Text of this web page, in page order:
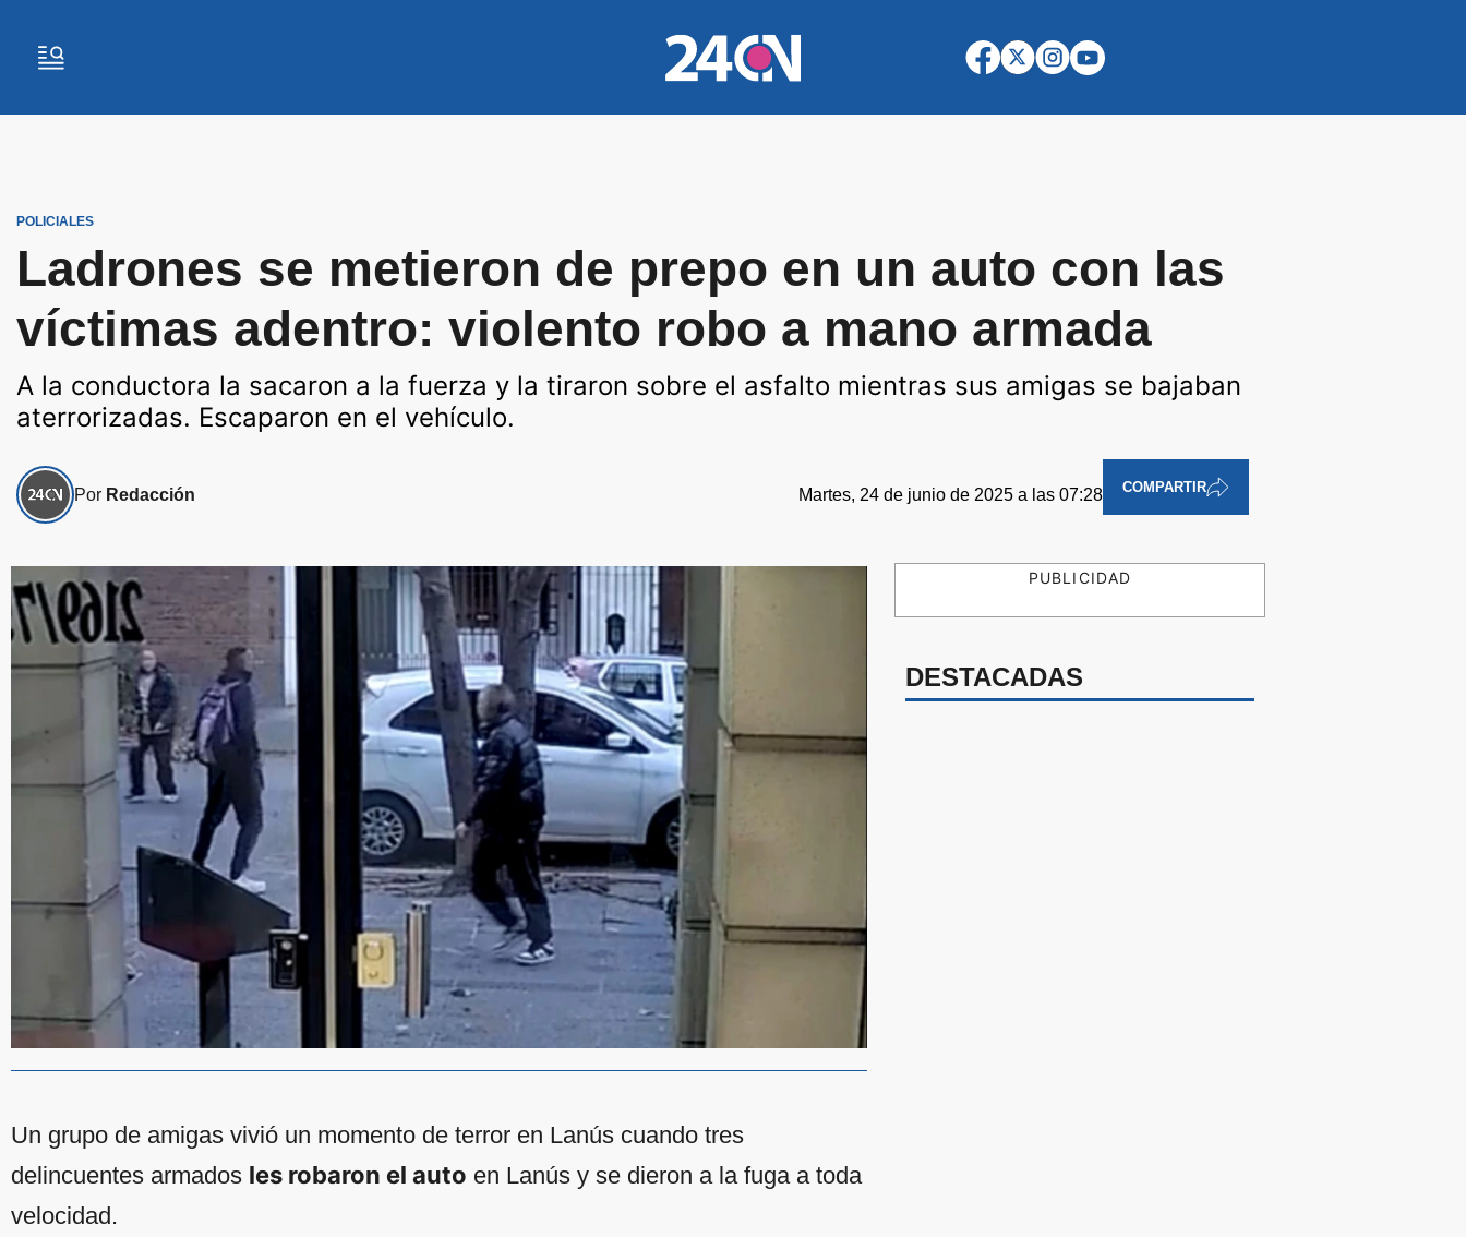
POLICIALES
Ladrones se metieron de prepo en un auto con las
víctimas adentro: violento robo a mano armada
A la conductora la sacaron a la fuerza y la tiraron sobre el asfalto mientras sus amigas se bajaban
aterrorizadas. Escaparon en el vehículo.
Por Redacción Martes, 24 de junio de 2025 a las 07:28 COMPARTIR
Un grupo de amigas vivió un momento de terror en Lanús cuando tres
delincuentes armados les robaron el auto en Lanús y se dieron a la fuga a toda
velocidad.
PUBLICIDAD
DESTACADAS